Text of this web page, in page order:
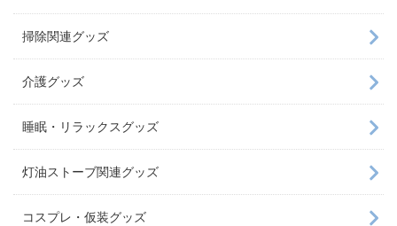
掃除関連グッズ
介護グッズ
睡眠・リラックスグッズ
灯油ストーブ関連グッズ
コスプレ・仮装グッズ